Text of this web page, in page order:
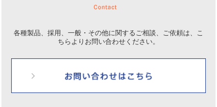
各種製品、採用、一般・その他に関するご相談、ご依頼は、
こ
ちらよりお問い合わせください。